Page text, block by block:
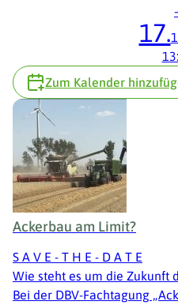
17.
Zum Kalender
Ackerbau am Limit?
S A V E - T H E - D A T E
Wie steht es um die Zukunft
Bei der DBV-Fachtagung